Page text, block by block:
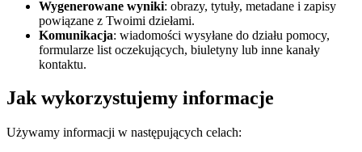
Wygenerowane wyniki: obrazy, tytuły, metadane i zapisy
powiązane z Twoimi dziełami.
Komunikacja: wiadomości wysyłane do działu pomocy,
formularze list oczekujących, biuletyny lub inne kanały
kontaktu.
Jak wykorzystujemy informacje
Używamy informacji w następujących celach: